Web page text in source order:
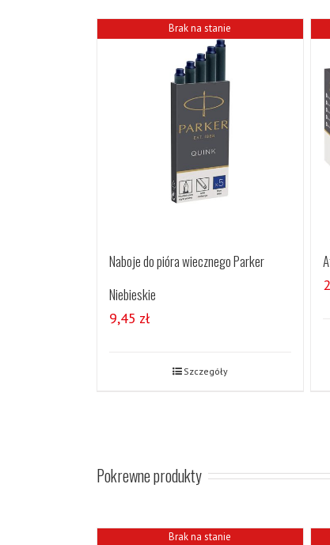
Brak na stanie
Naboje do pióra wiecznego Parker
Niebieskie
9,45 zł
Szczegóły
Pokrewne produkty
Brak na stanie